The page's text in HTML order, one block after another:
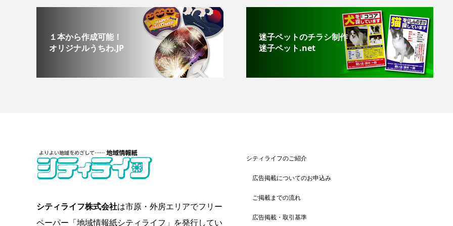
１本から作成可能！
オリジナルうちわ.JP
迷子ペットのチラシ制作
迷子ペット.net
シティライフ株式会社は市原・外房エリアでフリー
ペーパー「地域情報紙シティライフ」を発行してい
シティライフのご紹介
広告掲載についてのお申込み
ご掲載までの流れ
広告掲載・取引基準